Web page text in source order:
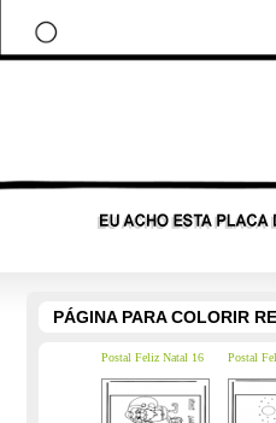
PÁGINA PARA COLORIR
Postal Feliz Natal 16 Postal